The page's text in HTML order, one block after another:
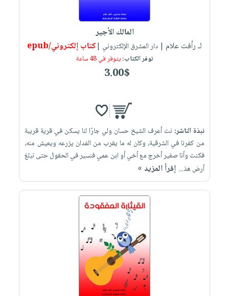
المالك الأجير
لـ رأفت علام | دار المشرق الإلكتروني |كتاب إلكتروني/epub
توفر الكتاب:يتوفر في 48 ساعة
3.00$
نبذة الناشر: نت أعرف الشيخ حسان ولي جارًا لنا يسكن في قرية قريبة
من كفرنا في الشرقية، وكان له ما يقرب من الفدان يزرعه ويعيش منه،
فكنت وأنا صغير أخرج مع أخي أو ابن عمي فنسير في الحقول حتى نبلغ
أرض هذ... إقرأ المزيد »